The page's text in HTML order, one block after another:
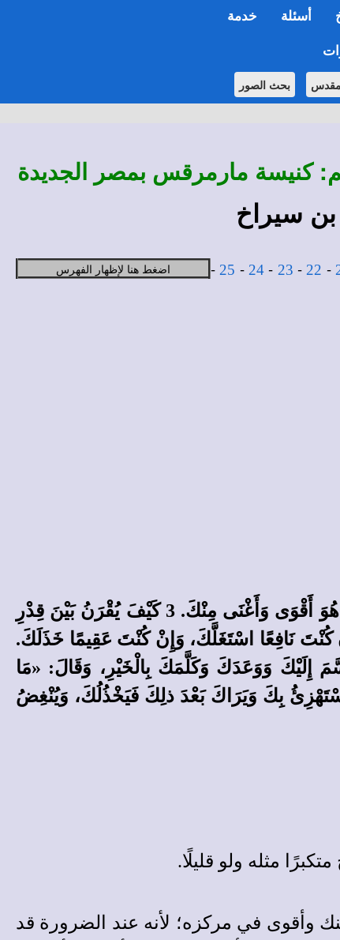
أسئلة خدمة
بحث الصور
كنيسة مارمرقس بمصر الجديدة
اضغط هنا لإظهار الفهرس -
22
-
23
-
24
-
25
-
1 مَنْ لَمَسَ الْقِيرَ تَوَسَّخَ، وَمَنْ قَارَنَ الْمُتَكَبِّرَ أَشْبَهَهُ. 2 لاَ تَرْفَعْ ثِقَلًا يَفُوقُ طَاقَتَكَ، وَلاَ تُقَارِنْ مَنْ هُوَ أَقْوَى وَأَغْنَى مِنْكَ. 3 كَيْفَ يُقْرَنُ بَيْنَ قِدْرِ
وَالْمِرْجَلِ؟ إِنَّهَا إِذَا صُدِمَتْ تَنْكَسِرُ. 4 الْغَنِيُّ يَظْلِمُ وَيَصْخَبُ، وَالْفَقِيرُ يُظْلَمُ وَيَتَضَرَّعُ. 5 إِنْ كُنْتَ نَافِعًا اسْتَغَلَّكَ، وَإِنْ كُنْتَ عَقِيمًا خَذَلَكَ.
كَانَتْ لَهُ بِكَ حَاجَةٌ، غَرَّكَ وَتَبَسَّمَ إِلَيْكَ وَوَعَدَكَ وَكَلَّمَكَ بِالْخَيْرِ، وَقَالَ: «مَا
يَسْتَهْزِئُ بِكَ وَيَرَاكَ بَعْدَ ذلِكَ فَيَخْذُلُكَ، وَيُنْغِضُ
مثله ولو قليلًا.
وأقوى في مركزه؛ لأنه عند الضرورة قد